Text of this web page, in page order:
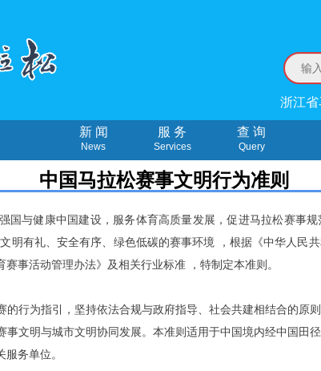
浙江
新 闻
News
服 务
Services
查 询
Query
中国马拉松赛事文明行为准则
国与健康中国建设，服务体育高质量发展，促进马拉松赛事
明有礼、安全有序、绿色低碳的赛事环境 ，根据《中华人民
事活动管理办法》及相关行业标准 ，特制定本准则。
行为指引，坚持依法合规与政府指导、社会共建相结合的原
文明与城市文明协同发展。本准则适用于中国境内经中国田
务单位。